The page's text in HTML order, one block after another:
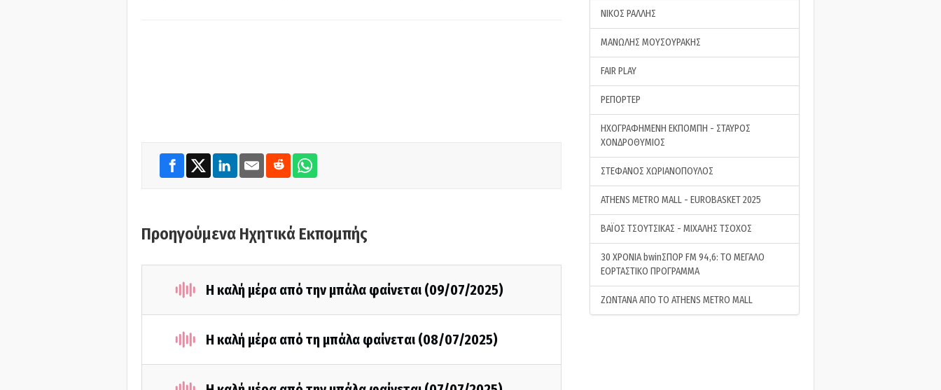
Προηγούμενα Ηχητικά Εκπομπής
Η καλή μέρα από την μπάλα φαίνεται (09/07/2025)
Η καλή μέρα από τη μπάλα φαίνεται (08/07/2025)
ΝΙΚΟΣ ΡΑΛΛΗΣ
ΜΑΝΩΛΗΣ ΜΟΥΣΟΥΡΑΚΗΣ
FAIR PLAY
ΡΕΠΟΡΤΕΡ
ΗΧΟΓΡΑΦΗΜΕΝΗ ΕΚΠΟΜΠΗ - ΣΤΑΥΡΟΣ
ΧΟΝΔΡΟΘΥΜΙΟΣ
ΣΤΕΦΑΝΟΣ ΧΩΡΙΑΝΟΠΟΥΛΟΣ
ATHENS METRO MALL - EUROBASKET 2025
ΒΑΪΟΣ ΤΣΟΥΤΣΙΚΑΣ - ΜΙΧΑΛΗΣ ΤΣΟΧΟΣ
30 ΧΡΟΝΙΑ bwinΣΠΟΡ FM 94,6: ΤΟ ΜΕΓΑΛΟ
ΕΟΡΤΑΣΤΙΚΟ ΠΡΟΓΡΑΜΜΑ
ΖΩΝΤΑΝΑ ΑΠΟ ΤΟ ATHENS METRO MALL